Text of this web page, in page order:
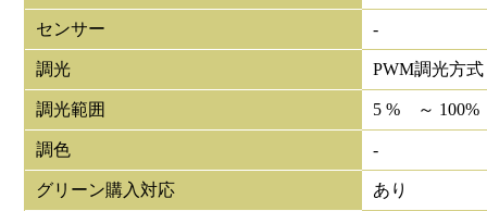
センサー -
調光 PWM調光方式
調光範囲 5 % ～ 100%
調色 -
グリーン購入対応 あり